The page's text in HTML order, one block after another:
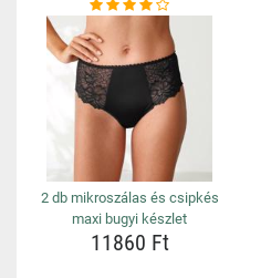
2 db mikroszálas és csipkés
maxi bugyi készlet
11860 Ft